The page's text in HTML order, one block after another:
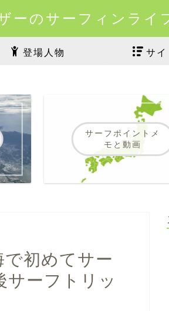
ーのサーフィンライ
登場人物 サ
サーフポイントメ
モと動画
初めてサー
サーフトリッ